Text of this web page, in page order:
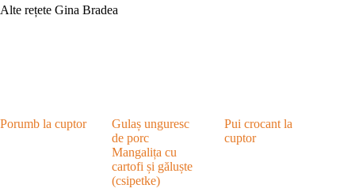
Alte rețete Gina Bradea
Porumb la cuptor
Gulaș unguresc
de porc
Mangalița cu
cartofi și găluște
(csipetke)
Pui crocant la
cuptor